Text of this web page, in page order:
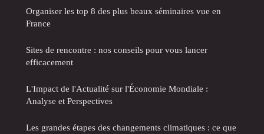
Organiser les top 8 des plus beaux séminaires vue en
France
Sites de rencontre : nos conseils pour vous lancer
efficacement
L'Impact de l'Actualité sur l'Économie Mondiale :
Analyse et Perspectives
Les grandes étapes des changements climatiques : ce que